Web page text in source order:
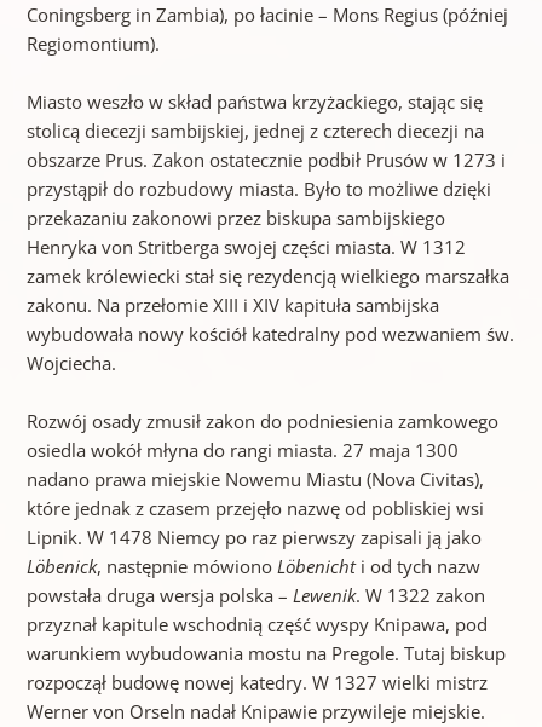
Coningsberg in Zambia), po łacinie – Mons Regius (później
Regiomontium).
Miasto weszło w skład państwa krzyżackiego, stając się
stolicą diecezji sambijskiej, jednej z czterech diecezji na
obszarze Prus. Zakon ostatecznie podbił Prusów w 1273 i
przystąpił do rozbudowy miasta. Było to możliwe dzięki
przekazaniu zakonowi przez biskupa sambijskiego
Henryka von Stritberga swojej części miasta. W 1312
zamek królewiecki stał się rezydencją wielkiego marszałka
zakonu. Na przełomie XIII i XIV kapituła sambijska
wybudowała nowy kościół katedralny pod wezwaniem św.
Wojciecha.
Rozwój osady zmusił zakon do podniesienia zamkowego
osiedla wokół młyna do rangi miasta. 27 maja 1300
nadano prawa miejskie Nowemu Miastu (Nova Civitas),
które jednak z czasem przejęło nazwę od pobliskiej wsi
Lipnik. W 1478 Niemcy po raz pierwszy zapisali ją jako
Löbenick, następnie mówiono Löbenichti od tych nazw
powstała druga wersja polska – Lewenik. W 1322 zakon
przyznał kapitule wschodnią część wyspy Knipawa, pod
warunkiem wybudowania mostu na Pregole. Tutaj biskup
rozpoczął budowę nowej katedry. W 1327 wielki mistrz
Werner von Orseln nadał Knipawie przywileje miejskie.